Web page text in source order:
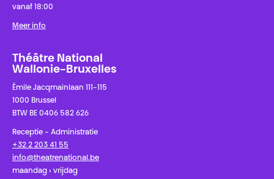
vanaf 18:00
Meer info
Théâtre National
Wallonie-Bruxelles
Émile Jacqmainlaan 111-115
1000 Brussel
BTW BE 0406 582 626
Receptie - Administratie
+32 2 203 41 55
info@theatrenational.be
maandag › vrijdag